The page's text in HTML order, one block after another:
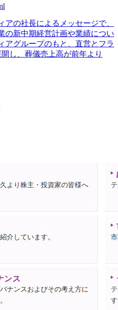
アの社長によるメッセージで、
の新中期経営計画や業績につい
アグループのもと、直営とフラ
し、葬儀売上高が前年より